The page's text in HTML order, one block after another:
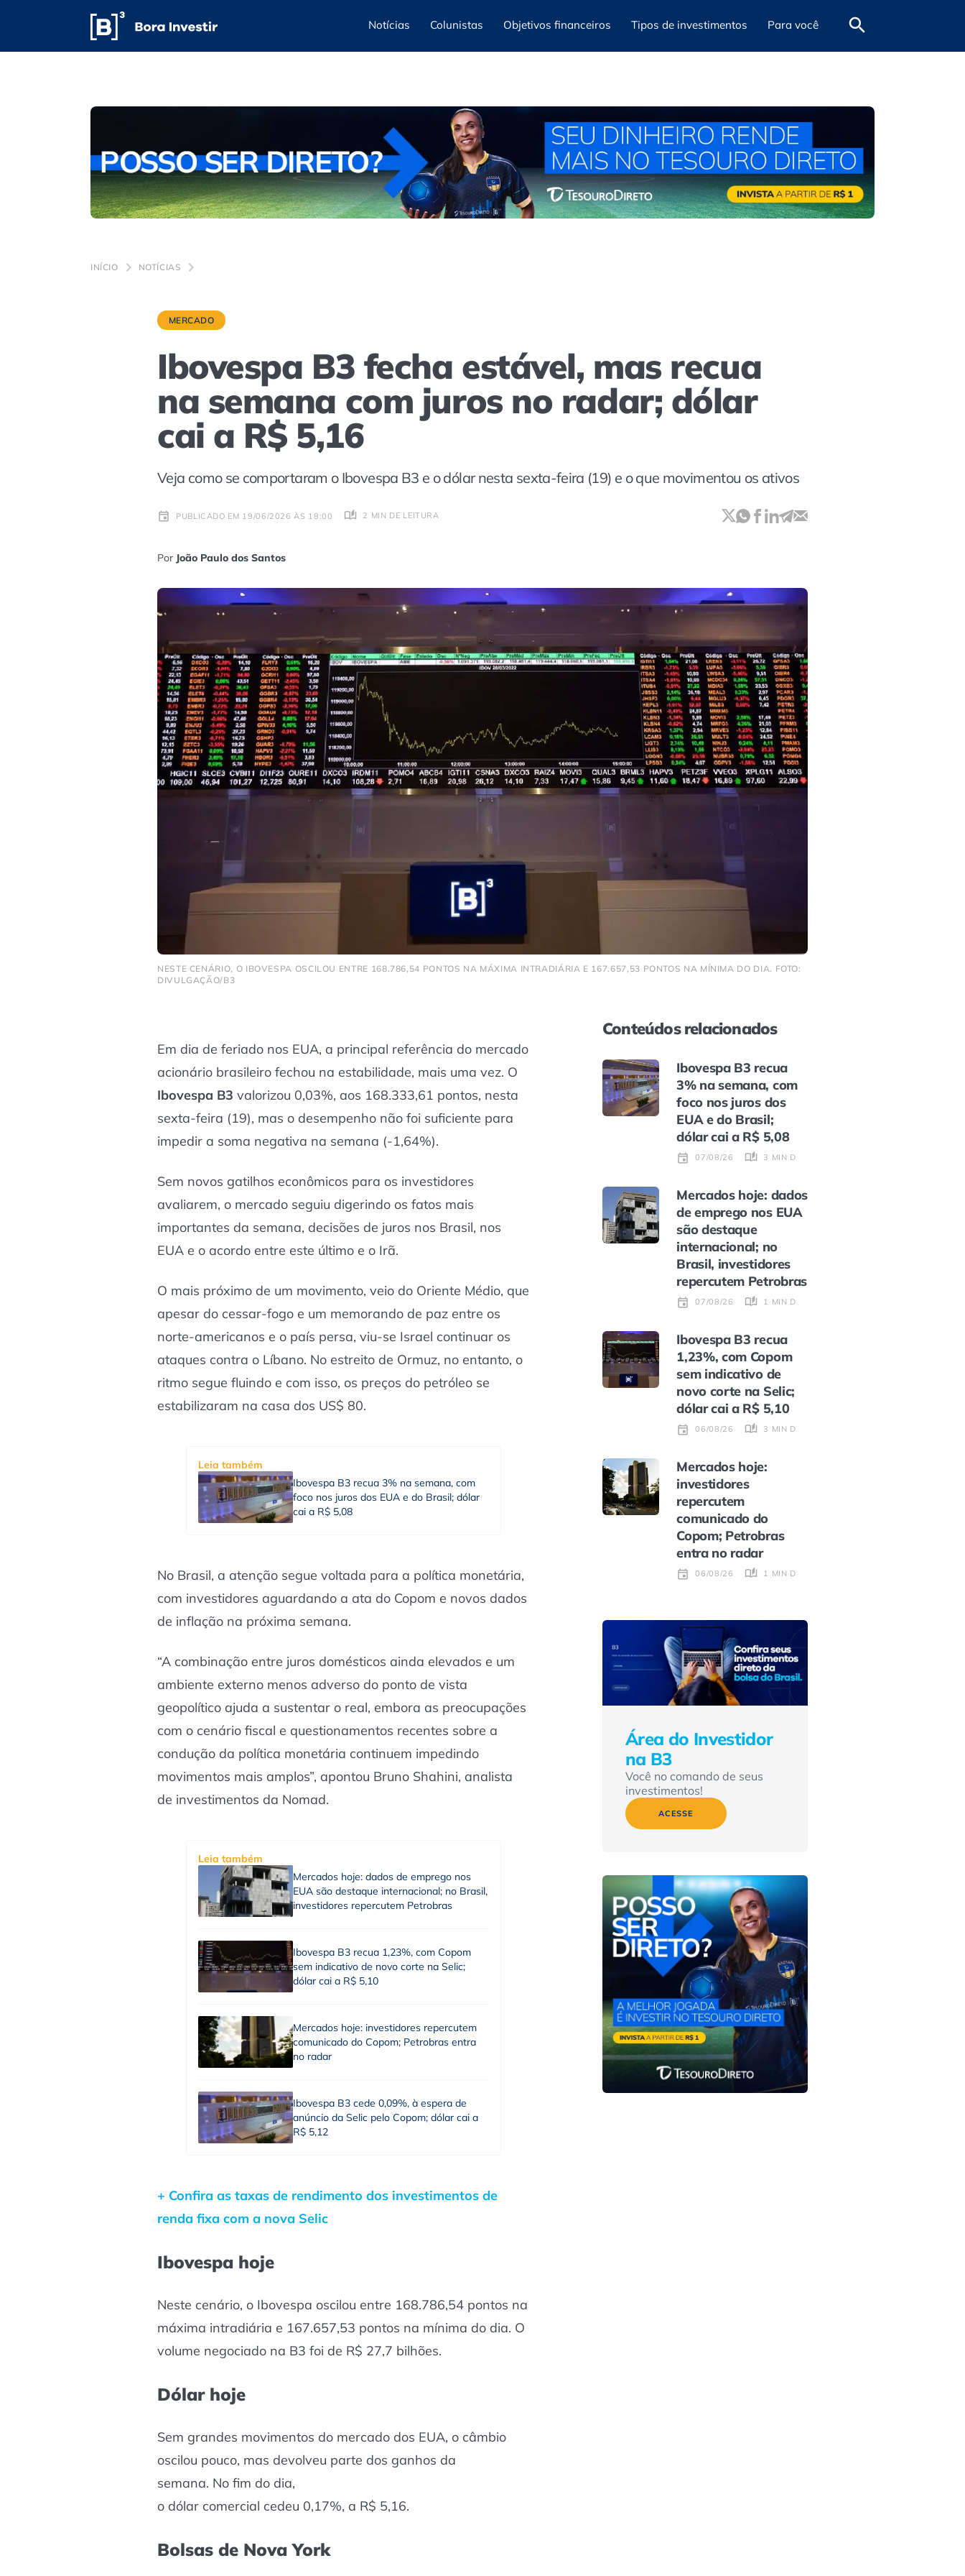
Notícias Colunistas Objetivos financeiros Tipos de investimentos Para você
INÍCIO NOTÍCIAS
MERCADO
Ibovespa B3 fecha estável, mas recua
na semana com juros no radar; dólar
cai a R$ 5,16
Veja como se comportaram o Ibovespa B3 e o dólar nesta sexta-feira (19) e o que movimentou os ativos
PUBLICADO EM 19/06/2026 ÀS 18:00 2 MIN DE LEITURA
Por João Paulo dos Santos
NESTE CENÁRIO, O IBOVESPA OSCILOU ENTRE 168.786,54 PONTOS NA MÁXIMA INTRADIÁRIA E 167.657,53 PONTOS NA MÍNIMA DO DIA. FOTO:
DIVULGAÇÃO/B3
Em dia de feriado nos EUA, a principal referência do mercado
acionário brasileiro fechou na estabilidade, mais uma vez. O
Ibovespa B3 valorizou 0,03%, aos 168.333,61 pontos, nesta
sexta-feira (19), mas o desempenho não foi suficiente para
impedir a soma negativa na semana (-1,64%).
Sem novos gatilhos econômicos para os investidores
avaliarem, o mercado seguiu digerindo os fatos mais
importantes da semana, decisões de juros nos Brasil, nos
EUA e o acordo entre este último e o Irã.
O mais próximo de um movimento, veio do Oriente Médio, que
apesar do cessar-fogo e um memorando de paz entre os
norte-americanos e o país persa, viu-se Israel continuar os
ataques contra o Líbano. No estreito de Ormuz, no entanto, o
ritmo segue fluindo e com isso, os preços do petróleo se
estabilizaram na casa dos US$ 80.
Leia também
Ibovespa B3 recua 3% na semana, com
foco nos juros dos EUA e do Brasil; dólar
cai a R$ 5,08
No Brasil, a atenção segue voltada para a política monetária,
com investidores aguardando a ata do Copom e novos dados
de inflação na próxima semana.
“A combinação entre juros domésticos ainda elevados e um
ambiente externo menos adverso do ponto de vista
geopolítico ajuda a sustentar o real, embora as preocupações
com o cenário fiscal e questionamentos recentes sobre a
condução da política monetária continuem impedindo
movimentos mais amplos”, apontou Bruno Shahini, analista
de investimentos da Nomad.
Leia também
Mercados hoje: dados de emprego nos
EUA são destaque internacional; no Brasil,
investidores repercutem Petrobras
Ibovespa B3 recua 1,23%, com Copom
sem indicativo de novo corte na Selic;
dólar cai a R$ 5,10
Mercados hoje: investidores repercutem
comunicado do Copom; Petrobras entra
no radar
Ibovespa B3 cede 0,09%, à espera de
anúncio da Selic pelo Copom; dólar cai a
R$ 5,12
+ Confira as taxas de rendimento dos investimentos de
renda fixa com a nova Selic
Ibovespa hoje
Neste cenário, o Ibovespa oscilou entre 168.786,54 pontos na
máxima intradiária e 167.657,53 pontos na mínima do dia. O
volume negociado na B3 foi de R$ 27,7 bilhões.
Dólar hoje
Sem grandes movimentos do mercado dos EUA, o câmbio
oscilou pouco, mas devolveu parte dos ganhos da
semana. No fim do dia,
o dólar comercial cedeu 0,17%, a R$ 5,16.
Bolsas de Nova York
Conteúdos relacionados
Ibovespa B3 recua
3% na semana, com
foco nos juros dos
EUA e do Brasil;
dólar cai a R$ 5,08
07/08/26 3 MIN DE LEITURA
Mercados hoje: dados
de emprego nos EUA
são destaque
internacional; no
Brasil, investidores
repercutem Petrobras
07/08/26 1 MIN DE LEITURA
Ibovespa B3 recua
1,23%, com Copom
sem indicativo de
novo corte na Selic;
dólar cai a R$ 5,10
06/08/26 3 MIN DE LEITURA
Mercados hoje:
investidores
repercutem
comunicado do
Copom; Petrobras
entra no radar
06/08/26 1 MIN DE LEITURA
Área do Investidor
na B3
Você no comando de seus
investimentos!
ACESSE